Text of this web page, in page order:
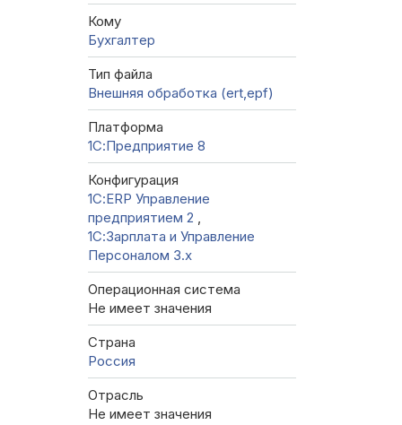
Кому
Бухгалтер
Тип файла
Внешняя обработка (ert,epf)
Платформа
1С:Предприятие 8
Конфигурация
1С:ERP Управление
предприятием 2 ,
1С:Зарплата и Управление
Персоналом 3.x
Операционная система
Не имеет значения
Страна
Россия
Отрасль
Не имеет значения